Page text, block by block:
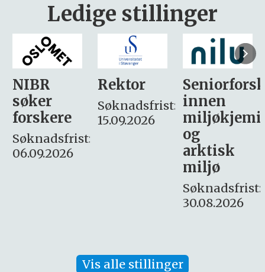
Ledige stillinger
Rektor
Søknadsfrist:
15.09.2026
Seniorforsker
innen
miljøkjemi
søker
– fast
Søknadsfrist:
16. august.
Vis alle stillinger